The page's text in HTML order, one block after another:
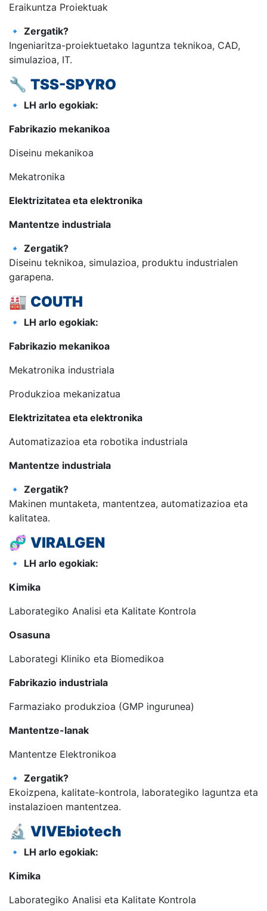
Eraikuntza Proiektuak
🔹 Zergatik?
Ingeniaritza-proiektuetako laguntza teknikoa, CAD,
simulazioa, IT.
🔧 TSS-SPYRO
🔹 LH arlo egokiak:
Fabrikazio mekanikoa
Diseinu mekanikoa
Mekatronika
Elektrizitatea eta elektronika
Mantentze industriala
🔹 Zergatik?
Diseinu teknikoa, simulazioa, produktu industrialen
garapena.
🏭 COUTH
🔹 LH arlo egokiak:
Fabrikazio mekanikoa
Mekatronika industriala
Produkzioa mekanizatua
Elektrizitatea eta elektronika
Automatizazioa eta robotika industriala
Mantentze industriala
🔹 Zergatik?
Makinen muntaketa, mantentzea, automatizazioa eta
kalitatea.
🧬 VIRALGEN
🔹 LH arlo egokiak:
Kimika
Laborategiko Analisi eta Kalitate Kontrola
Osasuna
Laborategi Kliniko eta Biomedikoa
Fabrikazio industriala
Farmaziako produkzioa (GMP ingurunea)
Mantentze-lanak
Mantentze Elektronikoa
🔹 Zergatik?
Ekoizpena, kalitate-kontrola, laborategiko laguntza eta
instalazioen mantentzea.
🔬 VIVEbiotech
🔹 LH arlo egokiak:
Kimika
Laborategiko Analisi eta Kalitate Kontrola